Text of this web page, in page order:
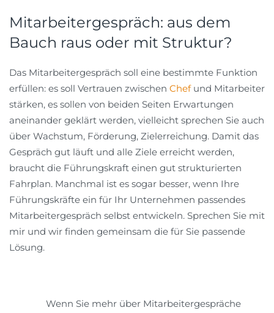
Mitarbeitergespräch: aus dem
Bauch raus oder mit Struktur?
Das Mitarbeitergespräch soll eine bestimmte Funktion
erfüllen: es soll Vertrauen zwischen Chefund Mitarbeiter
stärken, es sollen von beiden Seiten Erwartungen
aneinander geklärt werden, vielleicht sprechen Sie auch
über Wachstum, Förderung, Zielerreichung. Damit das
Gespräch gut läuft und alle Ziele erreicht werden,
braucht die Führungskraft einen gut strukturierten
Fahrplan. Manchmal ist es sogar besser, wenn Ihre
Führungskräfte ein für Ihr Unternehmen passendes
Mitarbeitergespräch selbst entwickeln. Sprechen Sie mit
mir und wir finden gemeinsam die für Sie passende
Lösung.
Wenn Sie mehr über Mitarbeitergespräche